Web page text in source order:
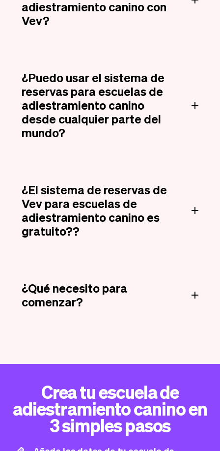
adiestramiento canino con
Vev?
¿Puedo usar el sistema de
reservas para escuelas de
adiestramiento canino
desde cualquier parte del
mundo?
¿El sistema de reservas de
Vev para escuelas de
adiestramiento canino es
gratuito??
¿Qué necesito para
comenzar?
Crea tu escuela de
adiestramiento canino en
3 simples pasos